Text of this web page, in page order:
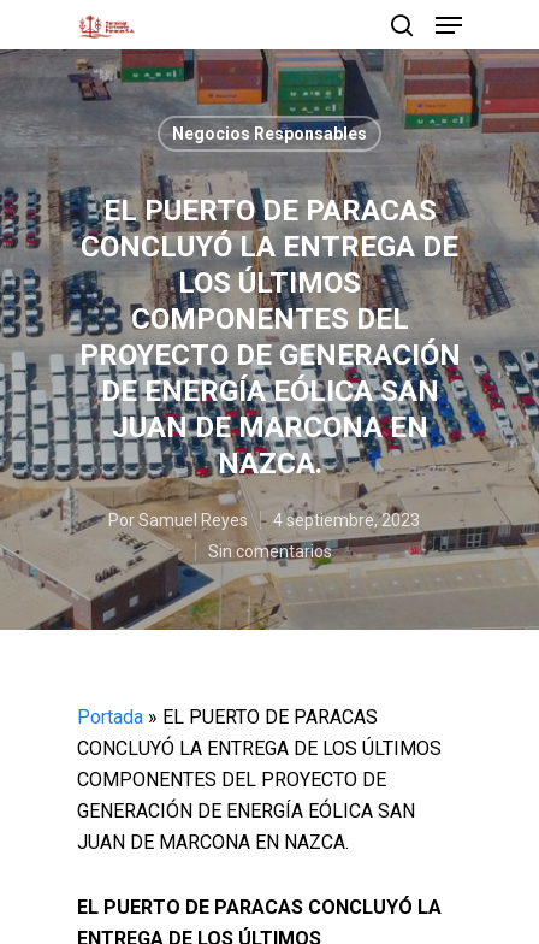
Presione enter para buscar o ESC para cerrar
Negocios Responsables
EL PUERTO DE PARACAS
CONCLUYÓ LA ENTREGA DE
LOS ÚLTIMOS
COMPONENTES DEL
PROYECTO DE GENERACIÓN
DE ENERGÍA EÓLICA SAN
JUAN DE MARCONA EN
NAZCA.
PorSamuel Reyes
4 septiembre, 2023
Sin comentarios
Portada » EL PUERTO DE PARACAS
CONCLUYÓ LA ENTREGA DE LOS ÚLTIMOS
COMPONENTES DEL PROYECTO DE
GENERACIÓN DE ENERGÍA EÓLICA SAN
JUAN DE MARCONA EN NAZCA.
EL PUERTO DE PARACAS CONCLUYÓ LA
ENTREGA DE LOS ÚLTIMOS